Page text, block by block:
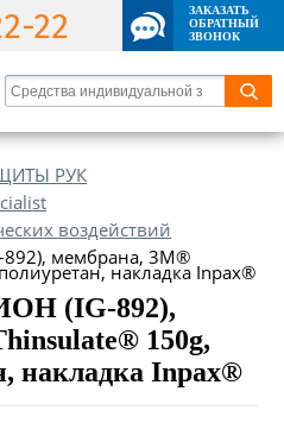
22
ЗАКАЗАТЬ
ОБРАТНЫЙ
ЗВОНОК
РУК
воздействий
мембрана, 3M®
накладка Inpax®
(IG-892),
150g,
накладка Inpax®